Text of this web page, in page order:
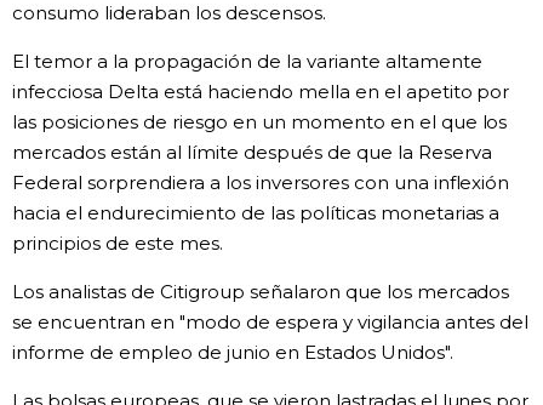
consumo lideraban los descensos.
El temor a la propagación de la variante altamente
infecciosa Delta está haciendo mella en el apetito por
las posiciones de riesgo en un momento en el que los
mercados están al límite después de que la Reserva
Federal sorprendiera a los inversores con una inflexión
hacia el endurecimiento de las políticas monetarias a
principios de este mes.
Los analistas de Citigroup señalaron que los mercados
se encuentran en "modo de espera y vigilancia antes del
informe de empleo de junio en Estados Unidos".